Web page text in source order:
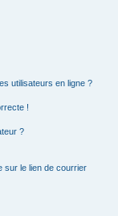
utilisateurs en ligne ?
!
?
sur le lien de courrier